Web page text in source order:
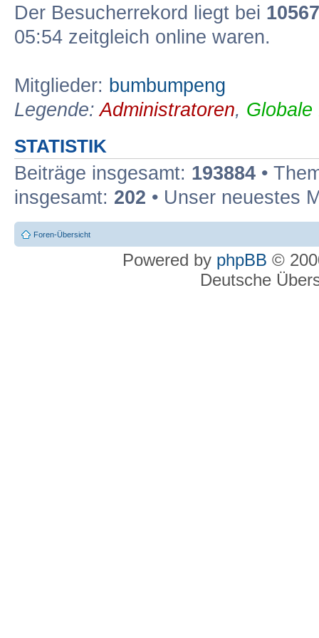
Der Besucherrekord liegt bei 10567
05:54 zeitgleich online waren.
Mitglieder: bumbumpeng
Legende:Administratoren, Globale
STATISTIK
Beiträge insgesamt: 193884 •
insgesamt: 202 • Unser neuestes
Foren-Übersicht
Powered by phpBB ©
Deutsche